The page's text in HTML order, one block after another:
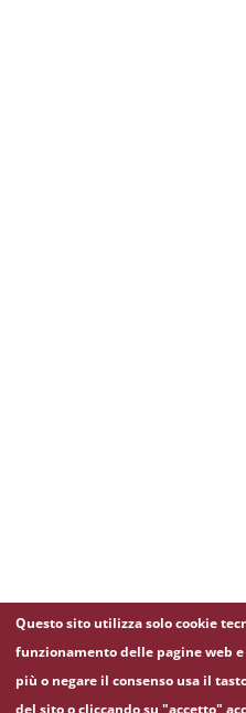
Questo sito utilizza solo cookie
funzionamento delle pagine web
più o negare il consenso usa il
del sito o cliccando su "accetto"